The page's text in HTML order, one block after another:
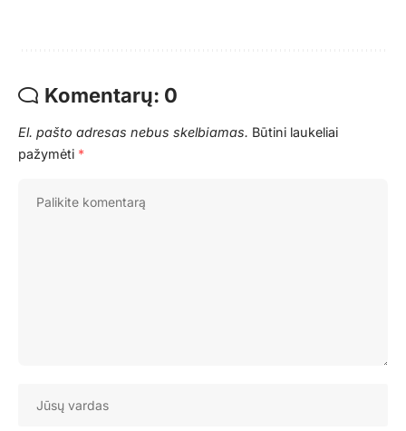
Komentarų: 0
El. pašto adresas nebus skelbiamas. Būtini laukeliai
pažymėti *